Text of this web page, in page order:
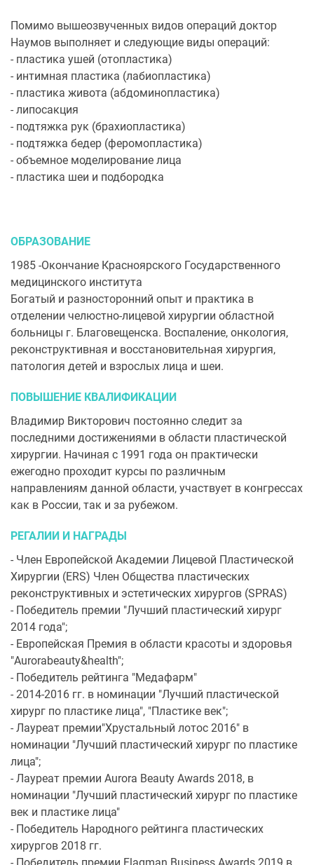
Помимо вышеозвученных видов операций доктор
Наумов выполняет и следующие виды операций:
- пластика ушей (отопластика)
- интимная пластика (лабиопластика)
- пластика живота (абдоминопластика)
- липосакция
- подтяжка рук (брахиопластика)
- подтяжка бедер (феромопластика)
- объемное моделирование лица
- пластика шеи и подбородка
ОБРАЗОВАНИЕ
1985 -Окончание Красноярского Государственного
медицинского института
Богатый и разносторонний опыт и практика в
отделении челюстно-лицевой хирургии областной
больницы г. Благовещенска. Воспаление, онкология,
реконструктивная и восстановительная хирургия,
патология детей и взрослых лица и шеи.
ПОВЫШЕНИЕ КВАЛИФИКАЦИИ
Владимир Викторович постоянно следит за
последними достижениями в области пластической
хирургии. Начиная с 1991 года он практически
ежегодно проходит курсы по различным
направлениям данной области, участвует в конгрессах
как в России, так и за рубежом.
РЕГАЛИИ И НАГРАДЫ
- Член Европейской Академии Лицевой Пластической
Хирургии (ERS) Член Общества пластических
реконструктивных и эстетических хирургов (SPRAS)
- Победитель премии "Лучший пластический хирург
2014 года";
- Европейская Премия в области красоты и здоровья
"Aurorabeauty&health";
- Победитель рейтинга "Медафарм"
- 2014-2016 гг. в номинации "Лучший пластической
хирург по пластике лица", "Пластике век";
- Лауреат премии"Хрустальный лотос 2016" в
номинации "Лучший пластический хирург по пластике
лица";
- Лауреат премии Aurora Beauty Awards 2018, в
номинации "Лучший пластический хирург по пластике
век и пластике лица"
- Победитель Народного рейтинга пластических
хирургов 2018 гг.